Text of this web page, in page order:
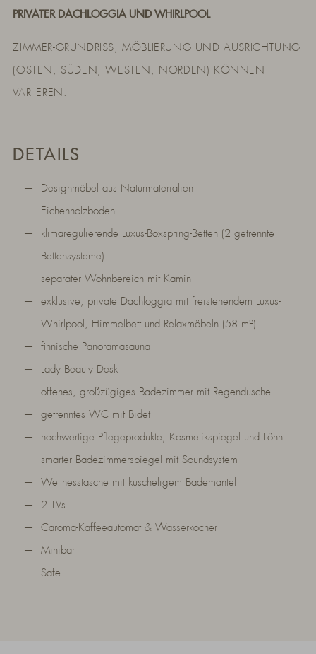
PRIVATER DACHLOGGIA UND WHIRLPOOL
ZIMMER-GRUNDRISS, MÖBLIERUNG UND AUSRICHTUNG
(OSTEN, SÜDEN, WESTEN, NORDEN) KÖNNEN
VARIIEREN.
DETAILS
Designmöbel aus Naturmaterialien
Eichenholzboden
klimaregulierende Luxus-Boxspring-Betten (2 getrennte
Bettensysteme)
separater Wohnbereich mit Kamin
exklusive, private Dachloggia mit freistehendem Luxus-
Whirlpool, Himmelbett und Relaxmöbeln (58 m²)
finnische Panoramasauna
Lady Beauty Desk
offenes, großzügiges Badezimmer mit Regendusche
getrenntes WC mit Bidet
hochwertige Pflegeprodukte, Kosmetikspiegel und Föhn
smarter Badezimmerspiegel mit Soundsystem
Wellnesstasche mit kuscheligem Bademantel
2 TVs
Caroma-Kaffeeautomat & Wasserkocher
Minibar
Safe